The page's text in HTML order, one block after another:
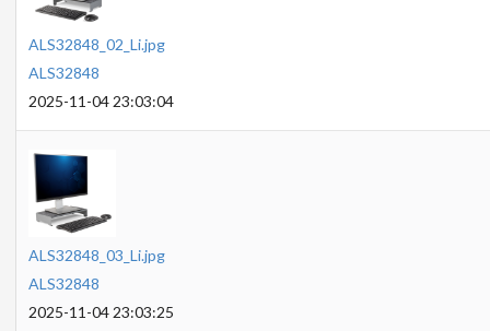
ALS32848_02_Li.jpg
ALS32848
2025-11-04 23:03:04
ALS32848_03_Li.jpg
ALS32848
2025-11-04 23:03:25